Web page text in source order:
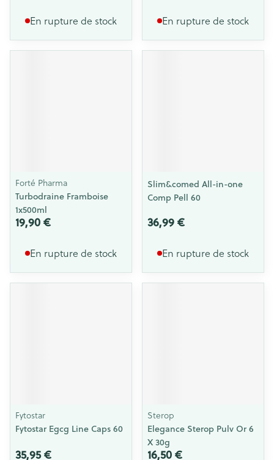
En rupture de stock En rupture de stock
Forté Pharma
Turbodraine Framboise
1x500ml
19,90 €
En rupture de stock
Slim&comed All-in-one
Comp Pell 60
36,99 €
En rupture de stock
Fytostar
Fytostar Egcg Line Caps 60
35,95 €
Sterop
Elegance Sterop Pulv Or 6
X 30g
16,50 €